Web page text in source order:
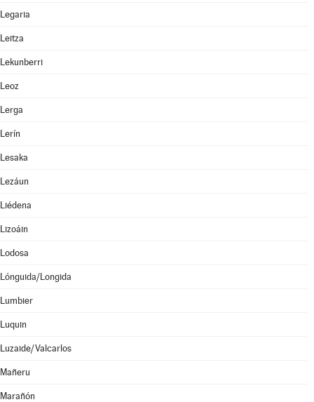
Legaria
Leitza
Lekunberri
Leoz
Lerga
Lerín
Lesaka
Lezáun
Liédena
Lizoáin
Lodosa
Lónguida/Longida
Lumbier
Luquin
Luzaide/Valcarlos
Mañeru
Marañón